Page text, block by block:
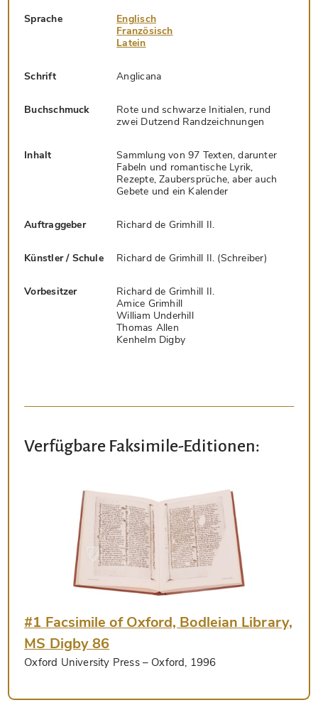
Sprache
Englisch
Französisch
Latein
Schrift Anglicana
Buchschmuck
Rote und schwarze Initialen, rund
zwei Dutzend Randzeichnungen
Inhalt
Sammlung von 97 Texten, darunter
Fabeln und romantische Lyrik,
Rezepte, Zaubersprüche, aber auch
Gebete und ein Kalender
Auftraggeber Richard de Grimhill II.
Künstler / Schule Richard de Grimhill II. (Schreiber)
Vorbesitzer
Richard de Grimhill II.
Amice Grimhill
William Underhill
Thomas Allen
Kenhelm Digby
Verfügbare Faksimile-Editionen:
#1 Facsimile of Oxford, Bodleian Library,
MS Digby 86
Oxford University Press– Oxford, 1996